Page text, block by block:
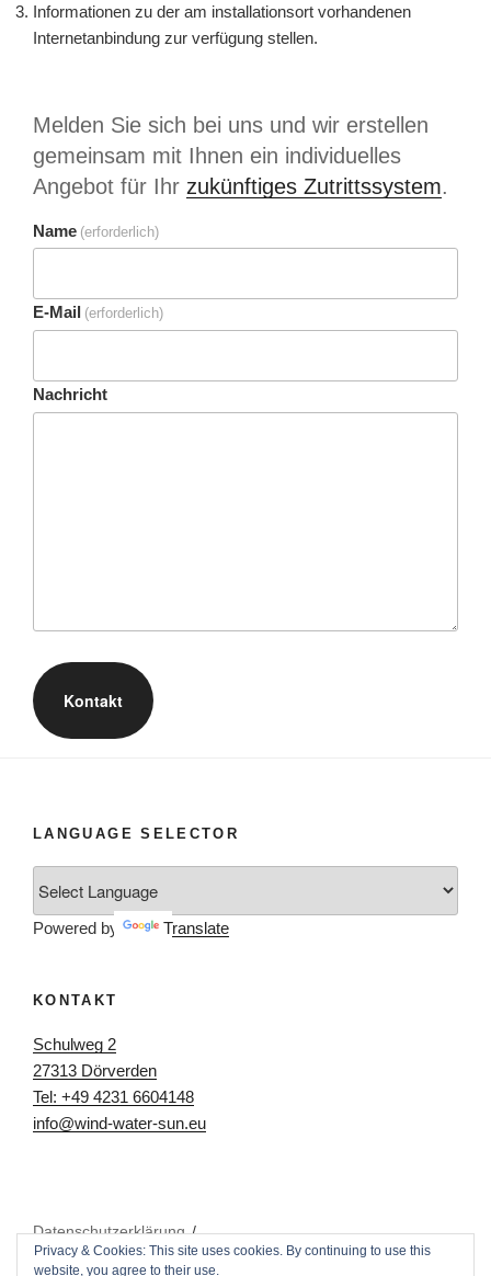
Informationen zu der am installationsort vorhandenen
Internetanbindung zur verfügung stellen.
Melden Sie sich bei uns und wir erstellen
gemeinsam mit Ihnen ein individuelles
Angebot für Ihr zukünftiges Zutrittssystem.
Name (erforderlich)
E-Mail (erforderlich)
Nachricht
Kontakt
LANGUAGE SELECTOR
Powered by Translate
KONTAKT
Schulweg 2
27313 Dörverden
Tel: +49 4231 6604148
info@wind-water-sun.eu
Datenschutzerklärung
Privacy & Cookies: This site uses cookies. By continuing to use this
website, you agree to their use.